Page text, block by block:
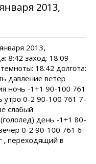
2013,
2013,
8:42 заход: 18:09
18:42 долгота:
давление ветер
ночь -1+1 90-100 761
утро 0-2 90-100 761 7-
слабый
день -1+1 80-
0-2 90-100 761 6-
, переходящий в